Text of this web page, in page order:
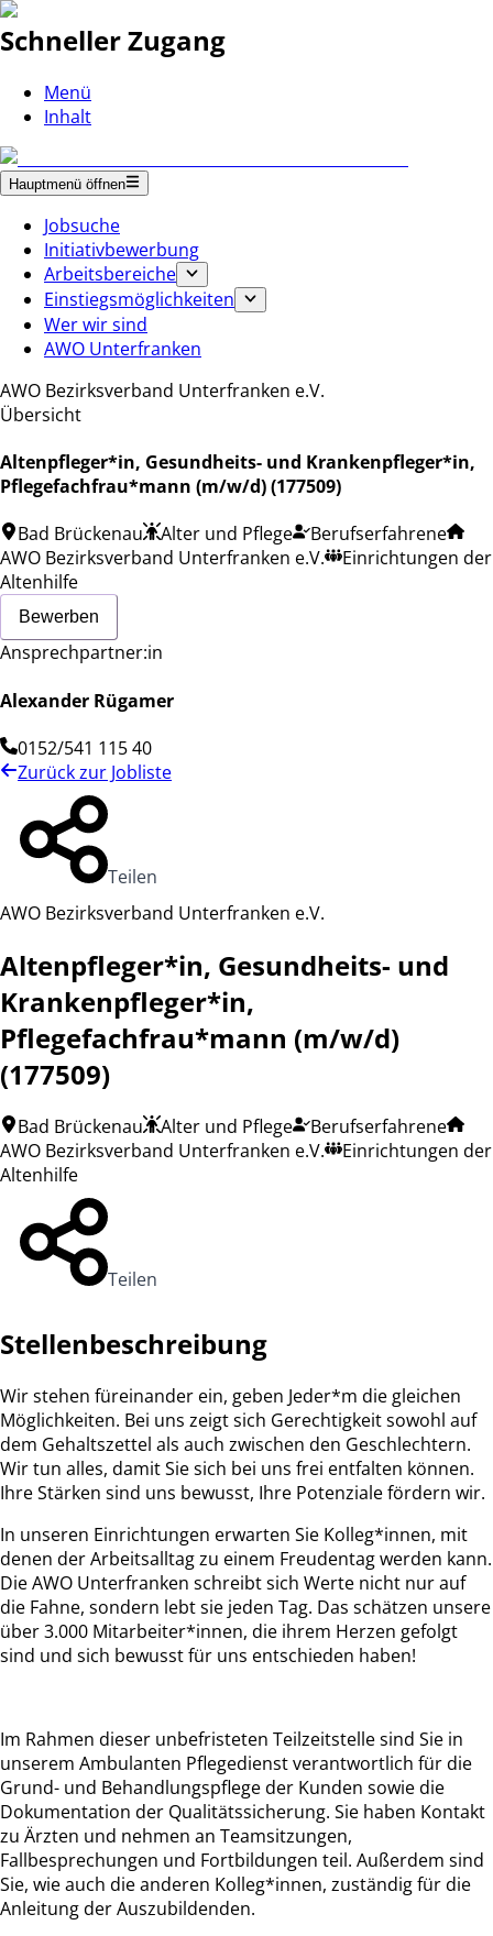
Schneller Zugang
Menü
Inhalt
Hauptmenü öffnen
Jobsuche
Initiativbewerbung
Arbeitsbereiche
Einstiegsmöglichkeiten
Wer wir sind
AWO Unterfranken
AWO Bezirksverband Unterfranken e.V.
Übersicht
Altenpfleger*in, Gesundheits- und Krankenpfleger*in,
Pflegefachfrau*mann (m/w/d) (177509)
Bad Brückenau
Alter und Pflege
Berufserfahrene
AWO Bezirksverband Unterfranken e.V.
Einrichtungen der
Altenhilfe
Bewerben
Ansprechpartner:in
Alexander Rügamer
0152/541 115 40
Zurück zur Jobliste
Teilen
AWO Bezirksverband Unterfranken e.V.
Altenpfleger*in, Gesundheits- und
Krankenpfleger*in,
Pflegefachfrau*mann (m/w/d)
(177509)
Bad Brückenau Alter und Pflege
Berufserfahrene
AWO Bezirksverband Unterfranken e.V.
Einrichtungen der
Altenhilfe
Teilen
Stellenbeschreibung
Wir stehen füreinander ein, geben Jeder*m die gleichen
Möglichkeiten. Bei uns zeigt sich Gerechtigkeit sowohl auf
dem Gehaltszettel als auch zwischen den Geschlechtern.
Wir tun alles, damit Sie sich bei uns frei entfalten können.
Ihre Stärken sind uns bewusst, Ihre Potenziale fördern wir.
In unseren Einrichtungen erwarten Sie Kolleg*innen, mit
denen der Arbeitsalltag zu einem Freudentag werden kann.
Die AWO Unterfranken schreibt sich Werte nicht nur auf
die Fahne, sondern lebt sie jeden Tag. Das schätzen unsere
über 3.000 Mitarbeiter*innen, die ihrem Herzen gefolgt
sind und sich bewusst für uns entschieden haben!
Im Rahmen dieser unbefristeten Teilzeitstelle sind Sie in
unserem Ambulanten Pflegedienst verantwortlich für die
Grund- und Behandlungspflege der Kunden sowie die
Dokumentation der Qualitätssicherung. Sie haben Kontakt
zu Ärzten und nehmen an Teamsitzungen,
Fallbesprechungen und Fortbildungen teil. Außerdem sind
Sie, wie auch die anderen Kolleg*innen, zuständig für die
Anleitung der Auszubildenden.